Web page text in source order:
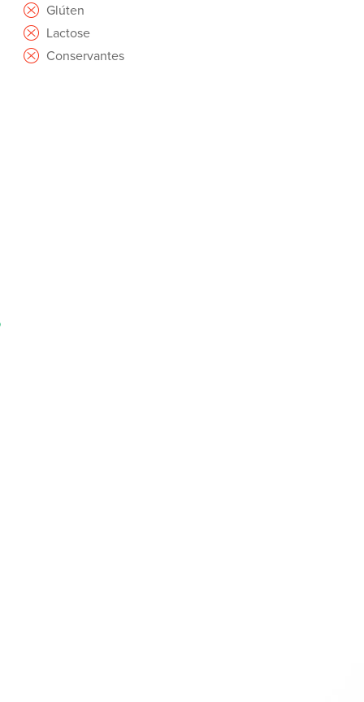
Glúten
Lactose
Conservantes